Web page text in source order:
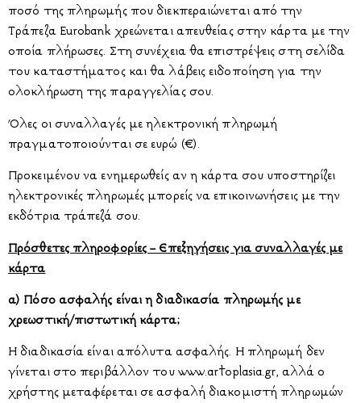
ποσό της πληρωμής που διεκπεραιώνεται από την
Τράπεζα Eurobank χρεώνεται απευθείας στην κάρτα με την
οποία πλήρωσες. Στη συνέχεια θα επιστρέψεις στη σελίδα
του καταστήματος και θα λάβεις ειδοποίηση για την
ολοκλήρωση της παραγγελίας σου.
Όλες οι συναλλαγές με ηλεκτρονική πληρωμή
πραγματοποιούνται σε ευρώ (€).
Προκειμένου να ενημερωθείς αν η κάρτα σου υποστηρίζει
ηλεκτρονικές πληρωμές μπορείς να επικοινωνήσεις με την
εκδότρια τράπεζά σου.
Πρόσθετες πληροφορίες – Επεξηγήσεις για συναλλαγές με
κάρτα
α) Πόσο ασφαλής είναι η διαδικασία πληρωμής με
χρεωστική/πιστωτική κάρτα;
Η διαδικασία είναι απόλυτα ασφαλής. Η πληρωμή δεν
γίνεται στο περιβάλλον του www.artoplasia.gr, αλλά ο
χρήστης μεταφέρεται σε ασφαλή διακομιστή πληρωμών